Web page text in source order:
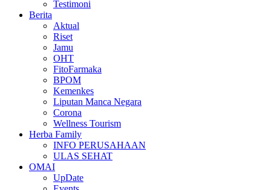
Testimoni
Berita
Aktual
Riset
Jamu
OHT
FitoFarmaka
BPOM
Kemenkes
Liputan Manca Negara
Corona
Wellness Tourism
Herba Family
INFO PERUSAHAAN
ULAS SEHAT
OMAI
UpDate